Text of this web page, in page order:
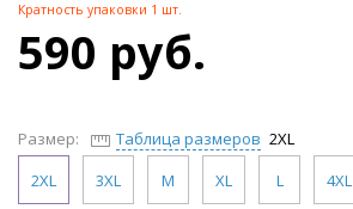
Кратность упаковки 1 шт.
590 руб.
Размер: Таблица размеров 2XL
2XL
3XL M XL L 4XL